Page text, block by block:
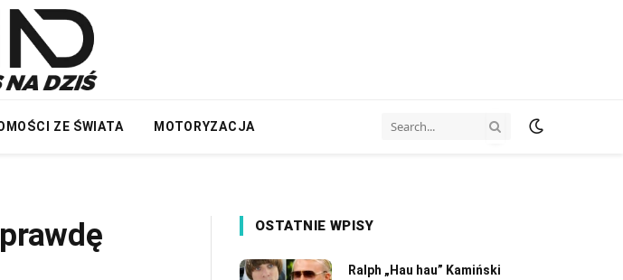
ZE ŚWIATA MOTORYZACJA
OSTATNIE WPISY
Ralph „Hau hau” Kamiński